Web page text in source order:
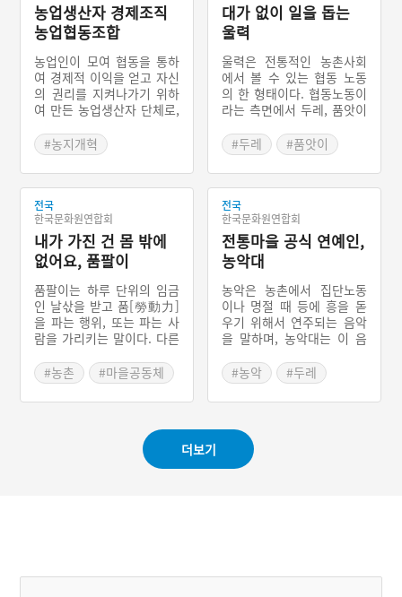
농업생산자 경제조직
농업협동조합
농업인이 모여 협동을 통하
여 경제적 이익을 얻고 자신
의 권리를 지켜나가기 위하
여 만든 농업생산자 단체로,
산농산물 판매, 필요자금 조
달 등 가입 조합원의 경제활
동과 관련된 사업을 하고 있
다. 또한 민주적으로 운영되
는 조직으로, 최대 이윤을
목적으로 운영되는 주식회
사와는 근본적으로 다르다.
#농지개혁
#농업생산자
#경제조직
대가 없이 일을 돕는
울력
울력은 전통적인 농촌사회
에서 볼 수 있는 협동 노동
의 한 형태이다. 협동노동이
라는 측면에서 두레, 품앗이
울력의 경우는 대가 없이 무
보수로 다른 집의 일을 해준
다는 점에서 특징적이다. 일
손이 모자라는 집에 시기를
다투는 일이 있을 때 울력으
로 일을 처리한다. 이때 노
동의 형태는 집약적인 노동
력이 투입되어야 하는 모든
일에 해당된다.
#두레
#품앗이
전국
한국문화원연합회
내가 가진 건 몸 밖에
없어요, 품팔이
품팔이는 하루 단위의 임금
인 날삯을 받고 품[勞動力]
을 파는 행위, 또는 파는 사
람을 가리키는 말이다. 다른
날품팔이, 또는 놉이라고도
한다. 날품은 일시적인 일이
있을 때 하루를 단위로 일할
합의함으로써 이루어진다.
산업화, 노동의 상품화, 화
폐경제의 발달 등으로 정착
#농촌
#마을공동체
전국
한국문화원연합회
전통마을 공식 연예인,
농악대
농악은 농촌에서 집단노동
이나 명절 때 등에 흥을 돋
우기 위해서 연주되는 음악
을 말하며, 농악대는 이 음
다. 풍물·두레·풍장·굿이라
고도 한다. 김매기·논매기·
모심기 등의 힘든 일을 할
를 덜며 나아가서는 협동심
을 불러일으키려는 데서 비
롯되었다. 지금은 각종 명절
#농악
#두레
더보기